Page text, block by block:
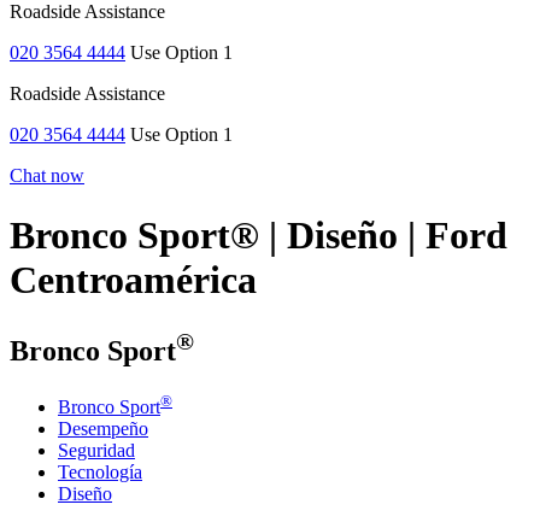
Roadside Assistance
020 3564 4444 Use Option 1
Roadside Assistance
020 3564 4444 Use Option 1
Chat now
Bronco Sport® | Diseño | Ford
Centroamérica
Bronco Sport®
Bronco Sport®
Desempeño
Seguridad
Tecnología
Diseño